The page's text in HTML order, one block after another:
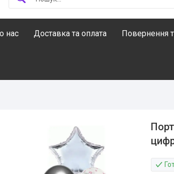
нас Доставка та оплата Повернення